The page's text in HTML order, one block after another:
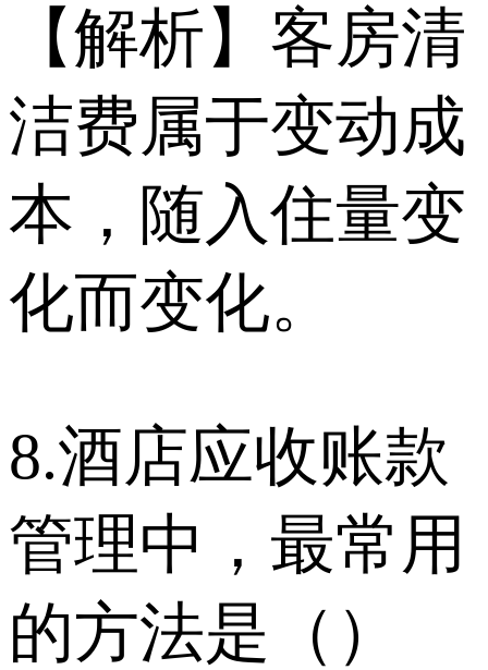
【解析】客房清
洁费属于变动成
本，随入住量变
化而变化。
8.酒店应收账款
管理中，最常用
的方法是（）